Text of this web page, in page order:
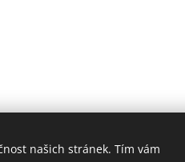
Divadelní
našich stránek. Tím vám